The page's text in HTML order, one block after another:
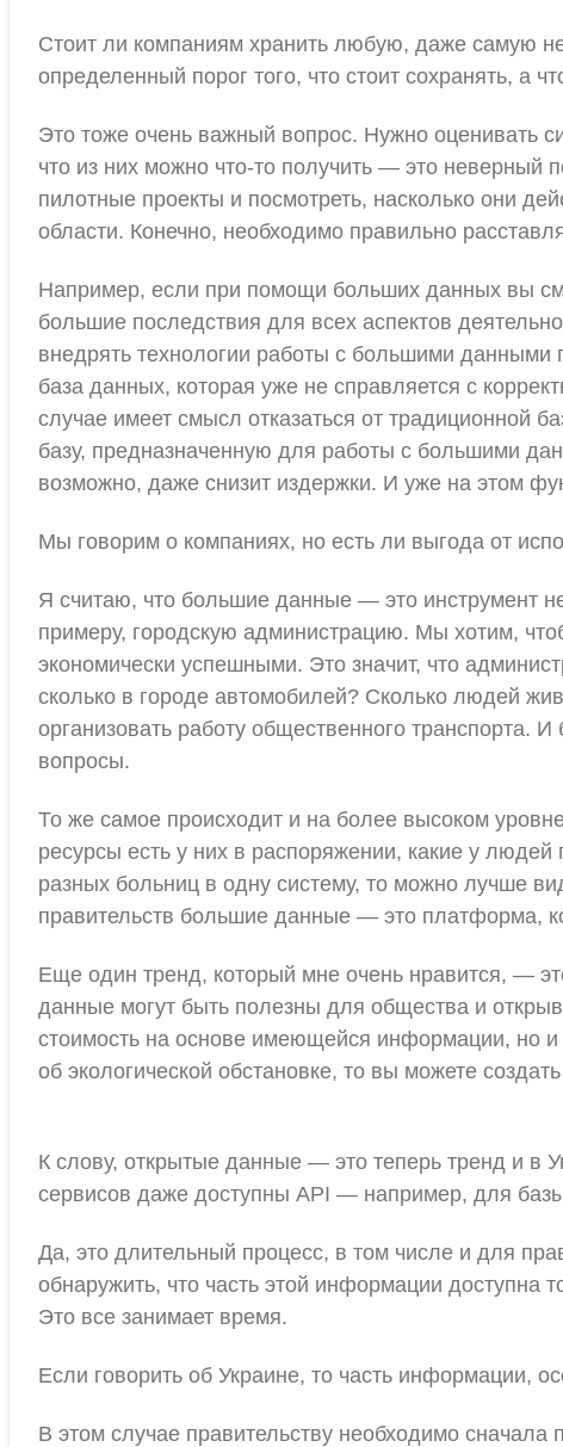
Стоит ли компаниям хранить любую, даже самую
определенный порог того, что стоит сохранять, а
Это тоже очень важный вопрос. Нужно оценивать
что из них можно что-то получить — это неверный
пилотные проекты и посмотреть, насколько они
области. Конечно, необходимо правильно
Например, если при помощи больших данных вы
большие последствия для всех аспектов
внедрять технологии работы с большими данными
база данных, которая уже не справляется с
случае имеет смысл отказаться от традиционной
базу, предназначенную для работы с большими
возможно, даже снизит издержки. И уже на этом
Мы говорим о компаниях, но есть ли выгода от
Я считаю, что большие данные — это инструмент
примеру, городскую администрацию. Мы хотим,
экономически успешными. Это значит, что
сколько в городе автомобилей? Сколько людей
организовать работу общественного транспорта.
вопросы.
То же самое происходит и на более высоком
ресурсы есть у них в распоряжении, какие у
разных больниц в одну систему, то можно лучше
правительств большие данные — это платформа,
Еще один тренд, который мне очень нравится, —
данные могут быть полезны для общества и
стоимость на основе имеющейся информации, но
об экологической обстановке, то вы можете
К слову, открытые данные — это теперь тренд и в
сервисов даже доступны API — например, для
Да, это длительный процесс, в том числе и для
обнаружить, что часть этой информации
Это все занимает время.
Если говорить об Украине, то часть информации,
В этом случае правительству необходимо